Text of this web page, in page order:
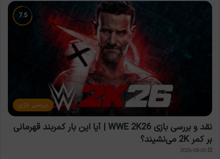
بررسی بازی
نقد و بررسی بازی WWE 2K26 | آیا این بار کمربند قهرمانی
بر کمر 2K می‌نشیند؟
2026-08-05